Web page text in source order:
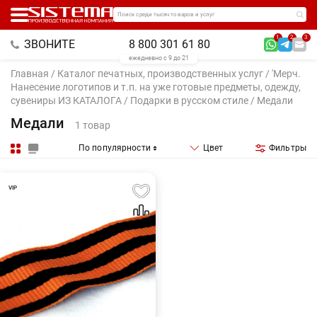
Поиск среди тысяч товаров и услуг
ЗВОНИТЕ 8 800 301 61 80
1 2 3
ежедневно с 9 до 21
Главная / Каталог печатных, производственных услуг / 'Мерч.
Нанесение логотипов и т.п. на уже готовые предметы, одежду,
сувениры ИЗ КАТАЛОГА / Подарки в русском стиле / Медали
Медали 1 товар
По популярности Цвет Фильтры
VIP